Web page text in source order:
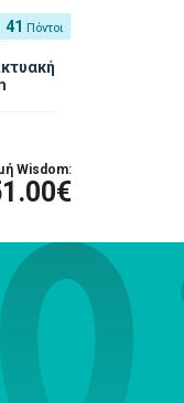
41 Πόντοι
Wisdom: